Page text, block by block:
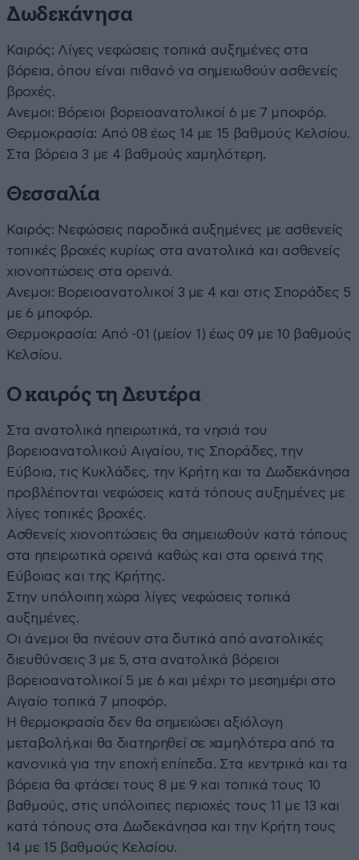
Δωδεκάνησα
Καιρός: Λίγες νεφώσεις τοπικά αυξημένες στα
βόρεια, όπου είναι πιθανό να σημειωθούν ασθενείς
βροχές.
Ανεμοι: Βόρειοι βορειοανατολικοί 6 με 7 μποφόρ.
Θερμοκρασία: Από 08 έως 14 με 15 βαθμούς Κελσίου.
Στα βόρεια 3 με 4 βαθμούς χαμηλότερη.
Θεσσαλία
Καιρός: Νεφώσεις παροδικά αυξημένες με ασθενείς
τοπικές βροχές κυρίως στα ανατολικά και ασθενείς
χιονοπτώσεις στα ορεινά.
Ανεμοι: Βορειοανατολικοί 3 με 4 και στις Σποράδες 5
με 6 μποφόρ.
Θερμοκρασία: Από -01 (μείον 1) έως 09 με 10 βαθμούς
Κελσίου.
Ο καιρός τη Δευτέρα
Στα ανατολικά ηπειρωτικά, τα νησιά του
βορειοανατολικού Αιγαίου, τις Σποράδες, την
Εύβοια, τις Κυκλάδες, την Κρήτη και τα Δωδεκάνησα
προβλέπονται νεφώσεις κατά τόπους αυξημένες με
λίγες τοπικές βροχές.
Ασθενείς χιονοπτώσεις θα σημειωθούν κατά τόπους
στα ηπειρωτικά ορεινά καθώς και στα ορεινά της
Εύβοιας και της Κρήτης.
Στην υπόλοιπη χώρα λίγες νεφώσεις τοπικά
αυξημένες.
Οι άνεμοι θα πνέουν στα δυτικά από ανατολικές
διευθύνσεις 3 με 5, στα ανατολικά βόρειοι
βορειοανατολικοί 5 με 6 και μέχρι το μεσημέρι στο
Αιγαίο τοπικά 7 μποφόρ.
Η θερμοκρασία δεν θα σημειώσει αξιόλογη
μεταβολή.και θα διατηρηθεί σε χαμηλότερα από τα
κανονικά για την εποχή επίπεδα. Στα κεντρικά και τα
βόρεια θα φτάσει τους 8 με 9 και τοπικά τους 10
βαθμούς, στις υπόλοιπες περιοχές τους 11 με 13 και
κατά τόπους στα Δωδεκάνησα και την Κρήτη τους
14 με 15 βαθμούς Κελσίου.